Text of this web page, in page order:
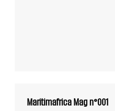
Maritimafrica Mag n°001